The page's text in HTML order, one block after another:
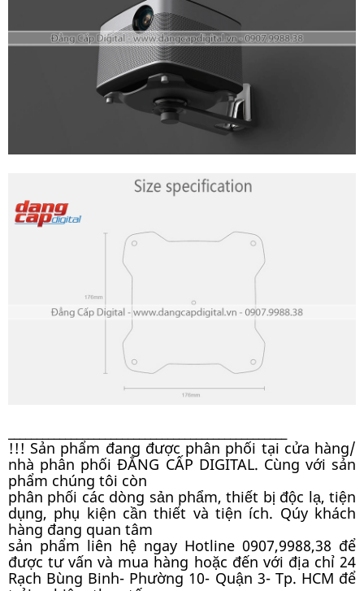
!!! Sản phẩm đang được phân phối tại cửa hàng/
nhà phân phối ĐẲNG CẤP DIGITAL. Cùng với sản
phẩm chúng tôi còn
phân phối các dòng sản phẩm, thiết bị độc lạ, tiện
dụng, phụ kiện cần thiết và tiện ích. Qúy khách
hàng đang quan tâm
sản phẩm liên hệ ngay Hotline 0907,9988,38 để
được tư vấn và mua hàng hoặc đến với địa chỉ 24
Rạch Bùng Binh- Phường 10- Quận 3- Tp. HCM để